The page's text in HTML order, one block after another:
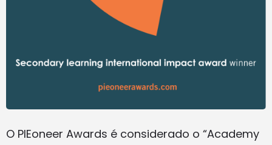
O PIEoneer Awards é considerado o “Academy